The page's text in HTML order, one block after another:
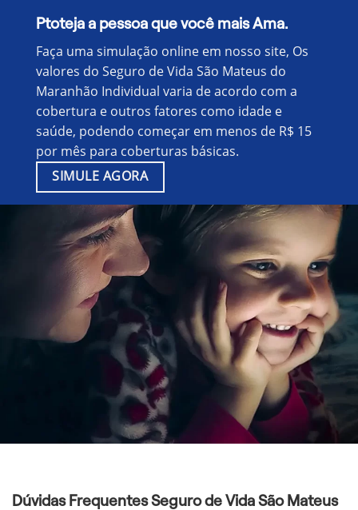
Ptoteja a pessoa que você mais Ama.
Faça uma simulação online em nosso site, Os
valores do Seguro de Vida São Mateus do
Maranhão Individual varia de acordo com a
cobertura e outros fatores como idade e
saúde, podendo começar em menos de R$ 15
por mês para coberturas básicas.
SIMULE AGORA
Dúvidas Frequentes Seguro de Vida São Mateus